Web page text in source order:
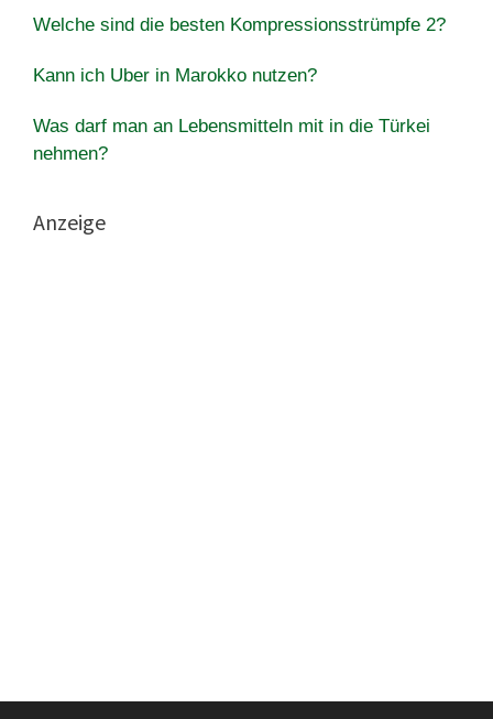
Welche sind die besten Kompressionsstrümpfe 2?
Kann ich Uber in Marokko nutzen?
Was darf man an Lebensmitteln mit in die Türkei
nehmen?
Anzeige